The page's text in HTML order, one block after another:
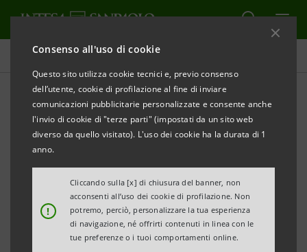
Consenso all'uso di cookie
Questo sito utilizza cookie tecnici e, previo consenso
dell’utente, cookie di profilazione al fine di inviare
comunicazioni pubblicitarie personalizzate e consente anche
l'invio di cookie di "terze parti" (impostati da un sito web
diverso da quello visitato). L'uso dei cookie ha la durata di 1
anno.
!
Cliccando sulla [x] di chiusura del banner, non
acconsenti all’uso dei cookie di profilazione. Non
potremo, perciò, personalizzare la tua esperienza
di navigazione, né offrirti contenuti in linea con le
tue preferenze o i tuoi comportamenti online.
Comunicati stampa
STAMPA AGGIORNA
INTESA SANPAOLO: RISULTATI CONSOLIDATI AL 31
DICEMBRE 2019
CON GLI OBIETTIVI E CONFERMANO IL SUPPORTO
DEL GRUPPO ALL’ECONOMIA NEI PAESI IN CUI
OPERA, IN PARTICOLARE IN ITALIA, DOVE INTESA
SANPAOLO È ANCHE IMPEGNATA A DIVENTARE UN